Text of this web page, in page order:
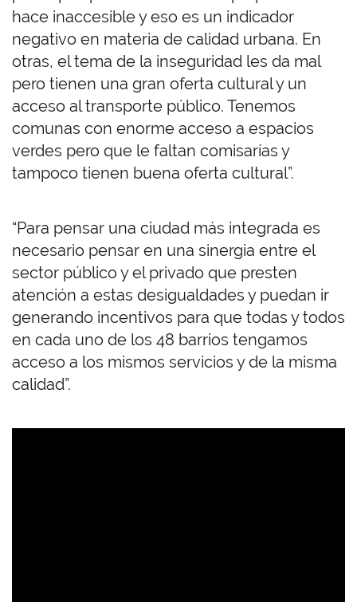
hace inaccesible y eso es un indicador
negativo en materia de calidad urbana. En
otras, el tema de la inseguridad les da mal
pero tienen una gran oferta cultural y un
acceso al transporte público. Tenemos
comunas con enorme acceso a espacios
verdes pero que le faltan comisarías y
tampoco tienen buena oferta cultural”.
“Para pensar una ciudad más integrada es
necesario pensar en una sinergia entre el
sector público y el privado que presten
atención a estas desigualdades y puedan ir
generando incentivos para que todas y todos
en cada uno de los 48 barrios tengamos
acceso a los mismos servicios y de la misma
calidad”.